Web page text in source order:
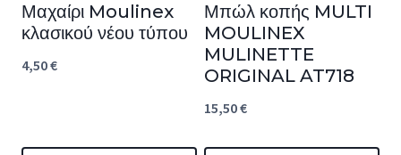
Μαχαίρι Moulinex
κλασικού νέου τύπου
4,50€
Μπώλ κοπής MULTI
MOULINEX
MULINETTE
ORIGINAL AT718
15,50€